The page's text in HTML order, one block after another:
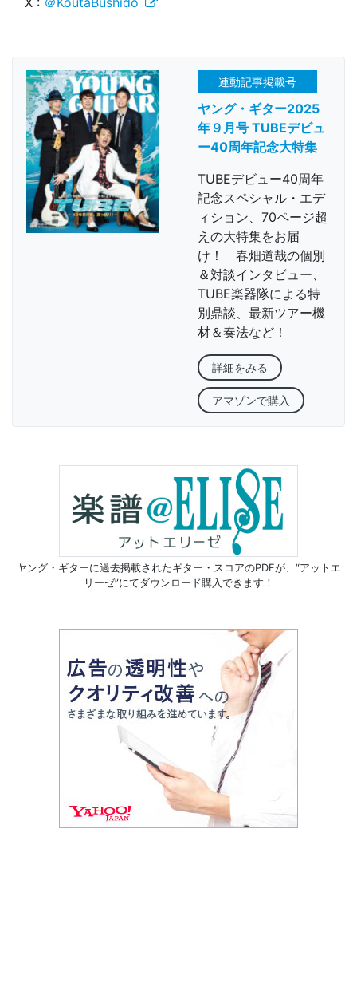
連動記事掲載号
ヤング・ギター2025
年９月号 TUBEデビュ
ー40周年記念大特集
TUBEデビュー40周年
記念スペシャル・エデ
ィション、70ページ超
えの大特集をお届
け！ 春畑道哉の個別
＆対談インタビュー、
TUBE楽器隊による特
別鼎談、最新ツアー機
材＆奏法など！
詳細をみる
アマゾンで購入
ヤング・ギターに過去掲載されたギター・スコアのPDFが、 “アットエ
リーゼ”にてダウンロード購入できます！